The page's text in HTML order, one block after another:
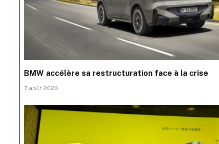
BMW accélère sa restructuration face à la crise
7 août 2026